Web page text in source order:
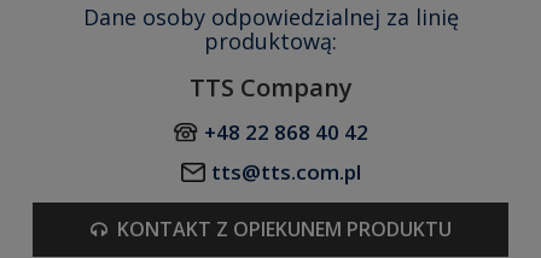
Dane osoby odpowiedzialnej za linię
produktową:
TTS Company
+48 22 868 40 42
tts@tts.com.pl
KONTAKT Z OPIEKUNEM PRODUKTU